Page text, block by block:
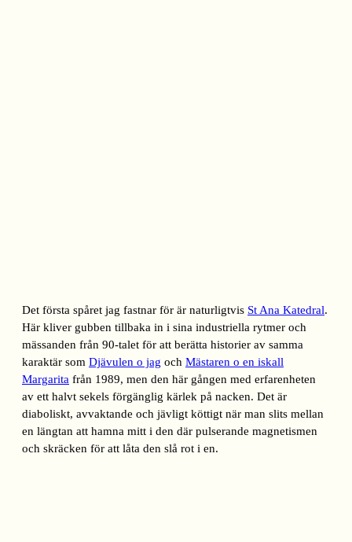
Det första spåret jag fastnar för är naturligtvis St Ana Katedral.
Här kliver gubben tillbaka in i sina industriella rytmer och
mässanden från 90-talet för att berätta historier av samma
karaktär som Djävulen o jag och Mästaren o en iskall
Margarita från 1989, men den här gången med erfarenheten
av ett halvt sekels förgänglig kärlek på nacken. Det är
diaboliskt, avvaktande och jävligt köttigt när man slits mellan
en längtan att hamna mitt i den där pulserande magnetismen
och skräcken för att låta den slå rot i en.